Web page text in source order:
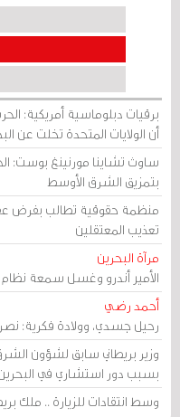
برقيات دبلوماسية أمريكية:
أن الولايات المتحدة تخلت عن
ساوث تشاينا مورنينغ بوست:
بتمزيق الشرق الأوسط
منظمة حقوقية تطالب بفرض
تعذيب المعتقلين
مرآة البحرين
الأمير أندرو وغسل سمعة نظام
أحمد رضي
رحيل جسدي، وولادة فكرية: نصر
وزير بريطاني سابق لشؤون
بسبب دور استشاري في
وسط انتقادات للزيارة .. ملك